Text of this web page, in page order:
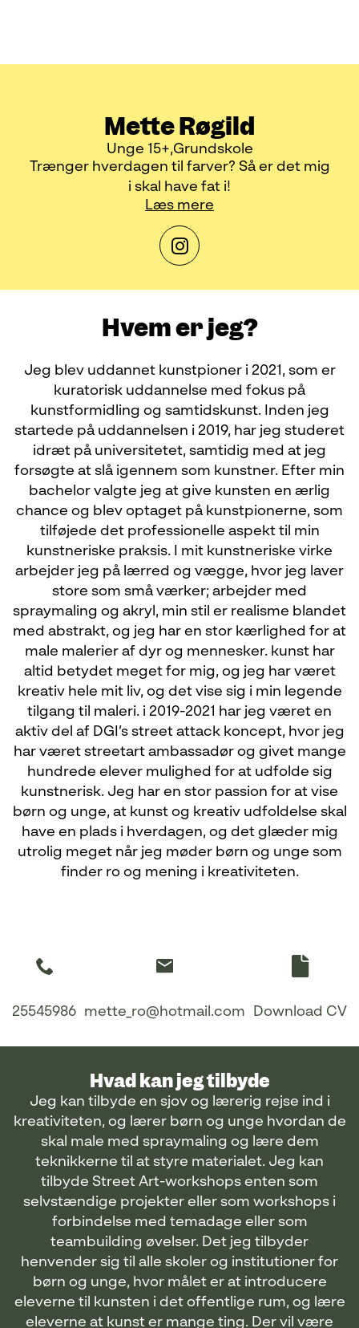
Mette Røgild
Unge 15+ Grundskole
Trænger hverdagen til farver? Så er det mig
i skal have fat i!
Læs mere
Hvem er jeg?
Jeg blev uddannet kunstpioner i 2021, som er
kuratorisk uddannelse med fokus på
kunstformidling og samtidskunst. Inden jeg
startede på uddannelsen i 2019, har jeg studeret
idræt på universitetet, samtidig med at jeg
forsøgte at slå igennem som kunstner. Efter min
bachelor valgte jeg at give kunsten en ærlig
chance og blev optaget på kunstpionerne, som
tilføjede det professionelle aspekt til min
kunstneriske praksis. I mit kunstneriske virke
arbejder jeg på lærred og vægge, hvor jeg laver
store som små værker; arbejder med
spraymaling og akryl, min stil er realisme blandet
med abstrakt, og jeg har en stor kærlighed for at
male malerier af dyr og mennesker. kunst har
altid betydet meget for mig, og jeg har været
kreativ hele mit liv, og det vise sig i min legende
tilgang til maleri. i 2019-2021 har jeg været en
aktiv del af DGI’s street attack koncept, hvor jeg
har været streetart ambassadør og givet mange
hundrede elever mulighed for at udfolde sig
kunstnerisk. Jeg har en stor passion for at vise
børn og unge, at kunst og kreativ udfoldelse skal
have en plads i hverdagen, og det glæder mig
utrolig meget når jeg møder børn og unge som
finder ro og mening i kreativiteten.
25545986 mette_ro@hotmail.com Download CV
Hvad kan jeg tilbyde
Jeg kan tilbyde en sjov og lærerig rejse ind i
kreativiteten, og lærer børn og unge hvordan de
skal male med spraymaling og lære dem
teknikkerne til at styre materialet. Jeg kan
tilbyde Street Art-workshops enten som
selvstændige projekter eller som workshops i
forbindelse med temadage eller som
teambuilding øvelser. Det jeg tilbyder
henvender sig til alle skoler og institutioner for
børn og unge, hvor målet er at introducere
eleverne til kunsten i det offentlige rum, og lære
eleverne at kunst er mange ting. Der vil være